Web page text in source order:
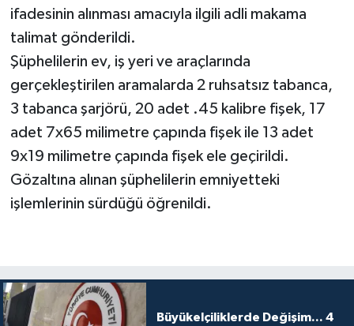
ifadesinin alınması amacıyla ilgili adli makama
talimat gönderildi.
Şüphelilerin ev, iş yeri ve araçlarında
gerçekleştirilen aramalarda 2 ruhsatsız tabanca,
3 tabanca şarjörü, 20 adet .45 kalibre fişek, 17
adet 7x65 milimetre çapında fişek ile 13 adet
9x19 milimetre çapında fişek ele geçirildi.
Gözaltına alınan şüphelilerin emniyetteki
işlemlerinin sürdüğü öğrenildi.
Büyükelçiliklerde Değişim... 4